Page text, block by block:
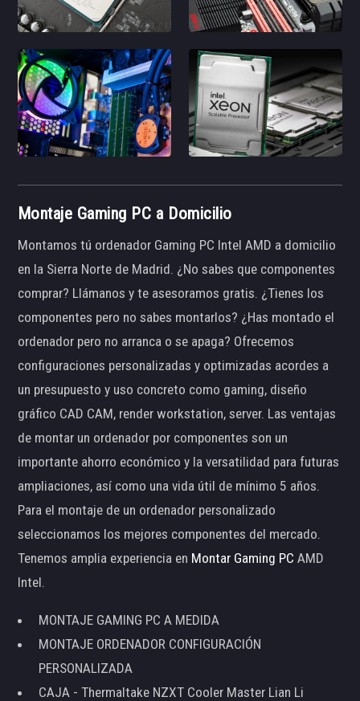
Montaje Gaming PC a Domicilio
Montamos tú ordenador Gaming PC Intel AMD a domicilio
en la Sierra Norte de Madrid. ¿No sabes que componentes
comprar? Llámanos y te asesoramos gratis. ¿Tienes los
componentes pero no sabes montarlos? ¿Has montado el
ordenador pero no arranca o se apaga? Ofrecemos
configuraciones personalizadas y optimizadas acordes a
un presupuesto y uso concreto como gaming, diseño
gráfico CAD CAM, render workstation, server. Las ventajas
de montar un ordenador por componentes son un
importante ahorro económico y la versatilidad para futuras
ampliaciones, así como una vida útil de mínimo 5 años.
Para el montaje de un ordenador personalizado
seleccionamos los mejores componentes del mercado.
Tenemos amplia experiencia en Montar Gaming PC AMD
Intel.
MONTAJE GAMING PC A MEDIDA
MONTAJE ORDENADOR CONFIGURACIÓN
PERSONALIZADA
CAJA - Thermaltake NZXT Cooler Master Lian Li